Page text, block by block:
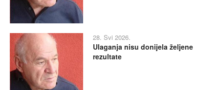
28. Svi 2026.
Ulaganja nisu donijela željene
rezultate